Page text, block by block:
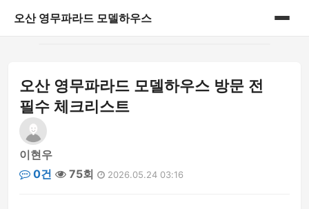
오산 영무파라드 모델하우스
게시판
오산 영무파라드 모델하우스 방문 전
필수 체크리스트
이현우
0건
75회 2026.05.24 03:16